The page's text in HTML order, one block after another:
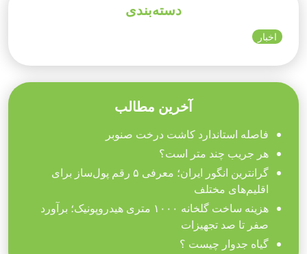
دسته‌بندی
اخبار
آخرین مطالب
فاصله استاندارد کاشت درخت صنوبر
هر جریب چند متر است؟
گرانترین انگور ایران؛ معرفی ۵ رقم پول‌ساز برای
اقلیم‌های مختلف
هزینه ساخت گلخانه ۱۰۰۰ متری هیدروپونیک؛ برآورد
صفر تا صد تجهیزات
گیاه جدوار چیست ؟